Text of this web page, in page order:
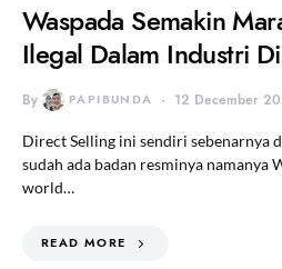
Waspada Semakin
Ilegal Dalam Industri
By PAPIBUNDA 12 December
Direct Selling ini sendiri sebenarnya
sudah ada badan resminya namanya
world…
READ MORE